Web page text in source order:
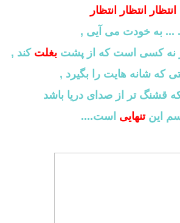
انتظار انتظار انتظار
... به خودت می آیی ,
نه کسی است که از پشت بغلتکند ,
که شانه هایت را بگیرد ,
قشنگ تر از صدای دریا باشد
این تنهایی است....